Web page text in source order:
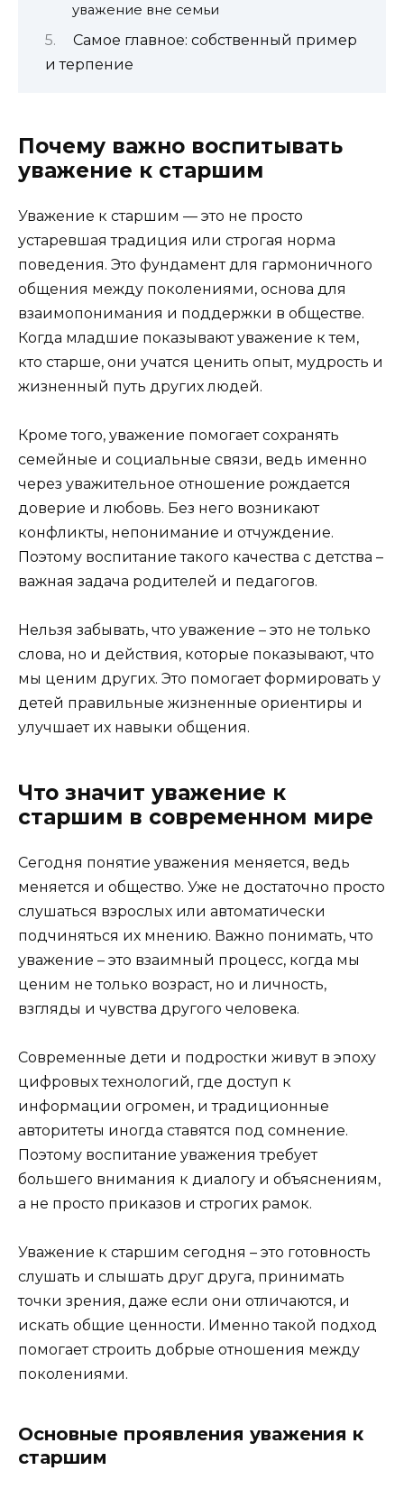
уважение вне семьи
Самое главное: собственный пример
и терпение
Почему важно воспитывать
уважение к старшим
Уважение к старшим — это не просто
устаревшая традиция или строгая норма
поведения. Это фундамент для гармоничного
общения между поколениями, основа для
взаимопонимания и поддержки в обществе.
Когда младшие показывают уважение к тем,
кто старше, они учатся ценить опыт, мудрость и
жизненный путь других людей.
Кроме того, уважение помогает сохранять
семейные и социальные связи, ведь именно
через уважительное отношение рождается
доверие и любовь. Без него возникают
конфликты, непонимание и отчуждение.
Поэтому воспитание такого качества с детства –
важная задача родителей и педагогов.
Нельзя забывать, что уважение – это не только
слова, но и действия, которые показывают, что
мы ценим других. Это помогает формировать у
детей правильные жизненные ориентиры и
улучшает их навыки общения.
Что значит уважение к
старшим в современном мире
Сегодня понятие уважения меняется, ведь
меняется и общество. Уже не достаточно просто
слушаться взрослых или автоматически
подчиняться их мнению. Важно понимать, что
уважение – это взаимный процесс, когда мы
ценим не только возраст, но и личность,
взгляды и чувства другого человека.
Современные дети и подростки живут в эпоху
цифровых технологий, где доступ к
информации огромен, и традиционные
авторитеты иногда ставятся под сомнение.
Поэтому воспитание уважения требует
большего внимания к диалогу и объяснениям,
а не просто приказов и строгих рамок.
Уважение к старшим сегодня – это готовность
слушать и слышать друг друга, принимать
точки зрения, даже если они отличаются, и
искать общие ценности. Именно такой подход
помогает строить добрые отношения между
поколениями.
Основные проявления уважения к
старшим